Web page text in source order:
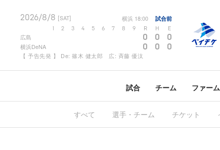
2026/8/8 [SAT] 横浜 18:00 試合前
2 3 4 5 6 7 8 9 R H E
広島 0 0 0
横浜DeNA 0 0 0
【 予告先発 】 De: 篠木 健太郎 広: 斉藤 優汰
試合 チーム ファーム
すべて 選手・チーム チケット